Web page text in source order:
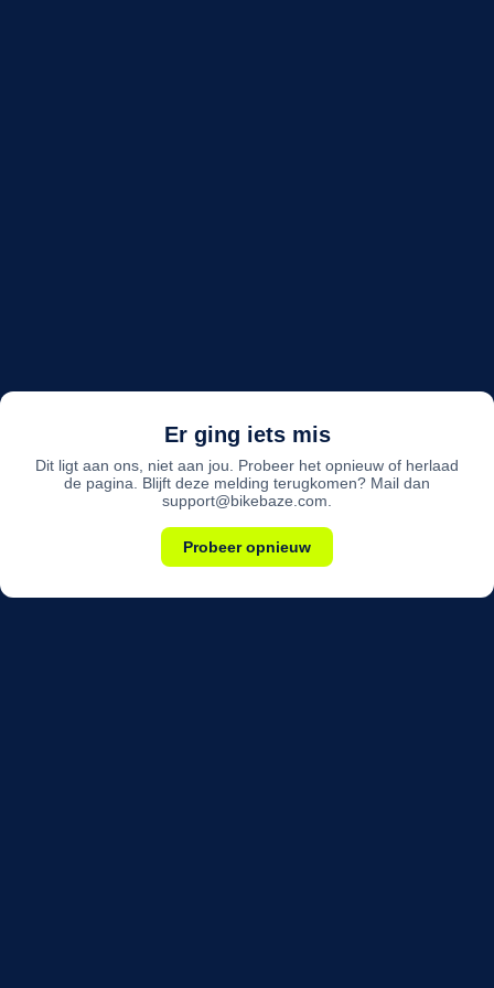
Er ging iets mis
Dit ligt aan ons, niet aan jou. Probeer het opnieuw of herlaad
de pagina. Blijft deze melding terugkomen? Mail dan
support@bikebaze.com.
Probeer opnieuw